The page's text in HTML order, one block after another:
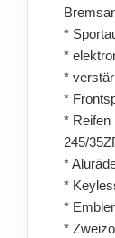
*
*
*
*
* Reifen
245/
*
*
*
*